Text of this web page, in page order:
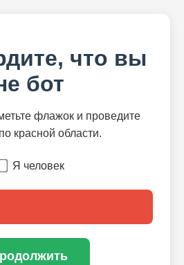
что вы
бот
флажок и проведите
красной области.
Я человек